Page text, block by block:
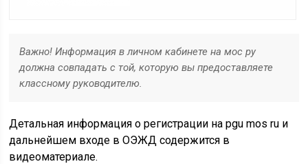
Важно! Информация в личном кабинете на мос ру
должна совпадать с той, которую вы предоставляете
классному руководителю.
Детальная информация о регистрации на pgu mos ru и
дальнейшем входе в ОЭЖД содержится в
видеоматериале.